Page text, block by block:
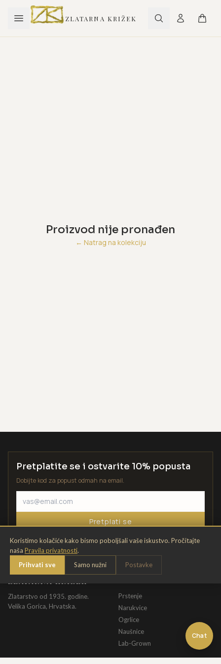
ZLATARNA KRIŽEK
Proizvod nije pronađen
← Natrag na kolekciju
Chat
Koristimo kolačiće kako bismo poboljšali vaše iskustvo. Pročitajte
naša Pravila privatnosti.
Prihvati sve
Samo nužni Postavke
Pretplatite se i ostvarite 10% popusta
Dobijte kod za popust odmah na email.
Pretplati se
Zlatarstvo od 1935. godine.
Velika Gorica, Hrvatska.
Prstenje
Narukvice
Ogrlice
Naušnice
Lab-Grown